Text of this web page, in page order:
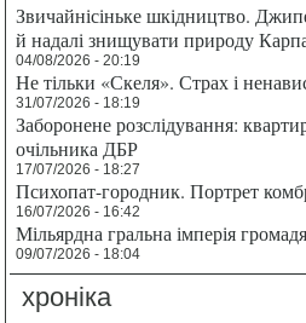
Звичайнісіньке шкідництво.
й надалі знищувати природу
04/08/2026 - 20:19
Не тільки «Скеля». Страх і
31/07/2026 - 18:19
Заборонене розслідування:
очільника ДБР
17/07/2026 - 18:27
Психопат-городник. Портрет
16/07/2026 - 16:42
Мільярдна гральна імперія
09/07/2026 - 18:04
хроніка